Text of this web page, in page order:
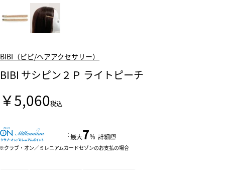
BIBI（ビビ/ヘアアクセサリー）
BIBI サシピン２Ｐ ライトピーチ
￥5,060税込
：最大7％ 詳細
クラブ・オン／ミレニアムカードセゾンのお支払の場合